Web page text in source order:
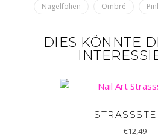
Nagelfolien
Ombré
DIES KÖNNTE
€12,49